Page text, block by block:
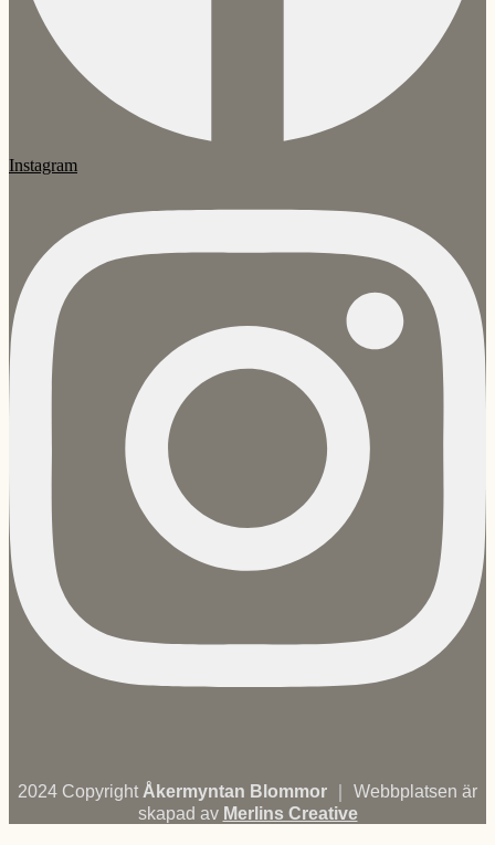
Instagram
2024 Copyright Åkermyntan Blommor ｜ Webbplatsen är
skapad av Merlins Creative